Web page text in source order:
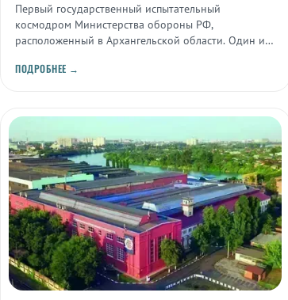
Первый государственный испытательный
космодром Министерства обороны РФ,
расположенный в Архангельской области. Один из
обеспечивающий пусковые программы военного и
ПОДРОБНЕЕ →